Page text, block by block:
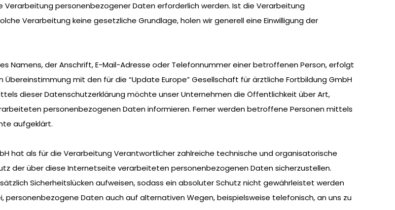
personenbezogener Daten erforderlich werden. Ist die Verarbeitung
Verarbeitung keine gesetzliche Grundlage, holen wir generell eine Einwilligung der
Namens, der Anschrift, E-Mail-Adresse oder Telefonnummer einer betroffenen Person, erfolgt
mit den für die “Update Europe” Gesellschaft für ärztliche Fortbildung GmbH
dieser Datenschutzerklärung möchte unser Unternehmen die Öffentlichkeit über Art,
personenbezogenen Daten informieren. Ferner werden betroffene Personen mittels
aufgeklärt.
hat als für die Verarbeitung Verantwortlicher zahlreiche technische und organisatorische
der über diese Internetseite verarbeiteten personenbezogenen Daten sicherzustellen.
Sicherheitslücken aufweisen, sodass ein absoluter Schutz nicht gewährleistet werden
personenbezogene Daten auch auf alternativen Wegen, beispielsweise telefonisch, an uns zu